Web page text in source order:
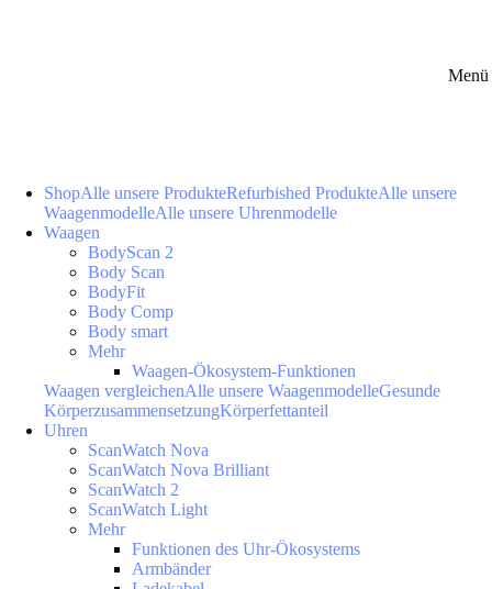
Menü
ShopAlle unsere ProdukteRefurbished ProdukteAlle unsere
WaagenmodelleAlle unsere Uhrenmodelle
Waagen
BodyScan 2
Body Scan
BodyFit
Body Comp
Body smart
Mehr
Waagen-Ökosystem-Funktionen
Waagen vergleichenAlle unsere WaagenmodelleGesunde
KörperzusammensetzungKörperfettanteil
Uhren
ScanWatch Nova
ScanWatch Nova Brilliant
ScanWatch 2
ScanWatch Light
Mehr
Funktionen des Uhr-Ökosystems
Armbänder